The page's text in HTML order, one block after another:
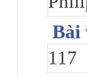
Bài
117